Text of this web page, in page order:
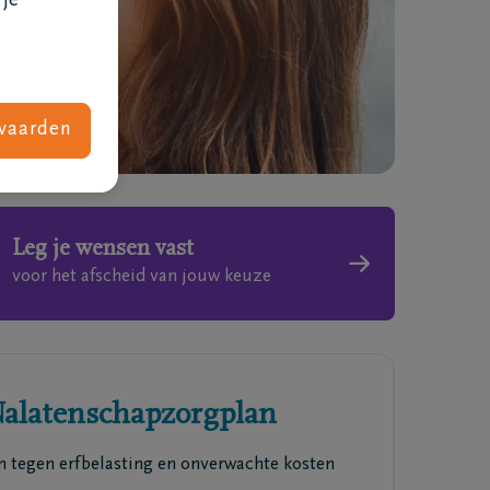
Wat kost een uitvaart
Leg je wensen vast
voor het afscheid van jouw keuze
tegen erfbelasting en onverwachte kosten